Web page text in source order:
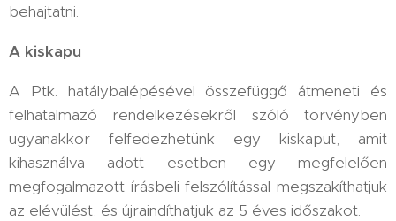
behajtatni.
A kiskapu
A Ptk. hatálybalépésével összefüggő átmeneti és
felhatalmazó rendelkezésekről szóló törvényben
ugyanakkor felfedezhetünk egy kiskaput, amit
kihasználva adott esetben egy megfelelően
megfogalmazott írásbeli felszólítással megszakíthatjuk
az elévülést, és újraindíthatjuk az 5 éves időszakot.